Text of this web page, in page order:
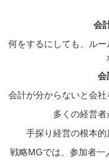
会
何をするにしても、ル
会
会計が分からないと会
多くの経営者
手探り経営の根本
戦略MGでは、参加者一